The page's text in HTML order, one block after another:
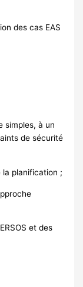
des cas EAS
simples, à un
de sécurité
la planification ;
et des